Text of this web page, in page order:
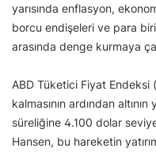
yarısında enflasyon,
borcu endişeleri ve para
arasında denge kurmaya
ABD Tüketici Fiyat Endeksi
kalmasının ardından
süreliğine 4.100 dolar
Hansen, bu hareketin